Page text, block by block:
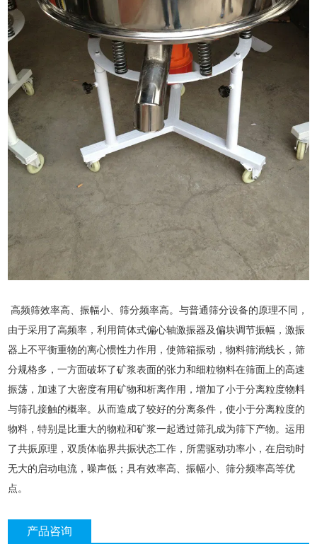
高频筛效率高、振幅小、筛分频率高。与普通筛分设备的原理不同，
由于采用了高频率，利用筒体式偏心轴激振器及偏块调节振幅，激振
器上不平衡重物的离心惯性力作用，使筛箱振动，物料筛淌线长，筛
分规格多，一方面破坏了矿浆表面的张力和细粒物料在筛面上的高速
振荡，加速了大密度有用矿物和析离作用，增加了小于分离粒度物料
与筛孔接触的概率。从而造成了较好的分离条件，使小于分离粒度的
物料，特别是比重大的物粒和矿浆一起透过筛孔成为筛下产物。运用
了共振原理，双质体临界共振状态工作，所需驱动功率小，在启动时
无大的启动电流，噪声低；具有效率高、振幅小、筛分频率高等优
点。
产品咨询